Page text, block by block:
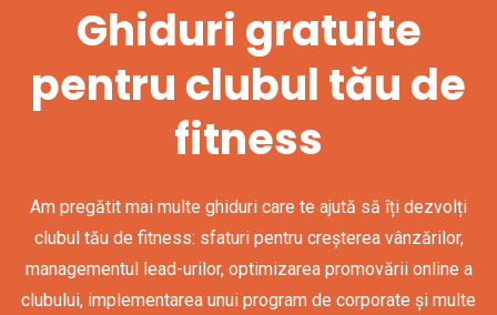
Ghiduri gratuite
pentru clubul tău de
fitness
Am pregătit mai multe ghiduri care te ajută să îți dezvolți
clubul tău de fitness: sfaturi pentru creșterea vânzărilor,
managementul lead-urilor, optimizarea promovării online a
clubului, implementarea unui program de corporate și multe